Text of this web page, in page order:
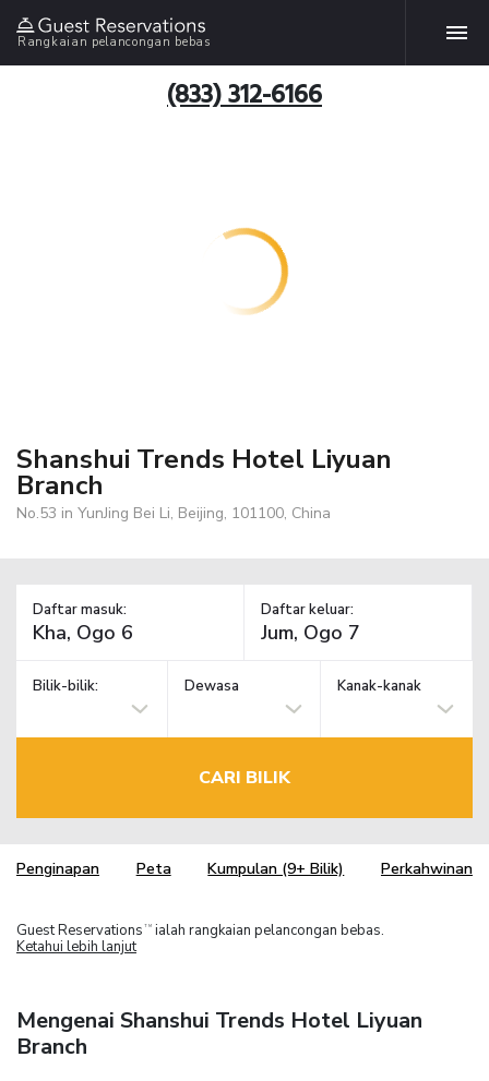
Rangkaian pelancongan bebas
(833) 312-6166
Shanshui Trends Hotel Liyuan
Branch
No.53 in YunJing Bei Li, Beijing, 101100, China
Daftar masuk: Daftar keluar:
Bilik-bilik: Dewasa Kanak-kanak
CARI BILIK
Penginapan Peta Kumpulan (9+ Bilik) Perkahwinan
Guest Reservations TM ialah rangkaian pelancongan bebas.
Ketahui lebih lanjut
Mengenai Shanshui Trends Hotel Liyuan
Branch